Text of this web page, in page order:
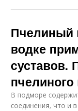
Пчелиный
водке
суставов.
В подморе
соединения, что и